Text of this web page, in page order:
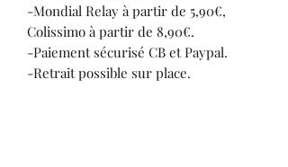
-Mondial Relay à partir de 5,90€,
Colissimo à partir de 8,90€.
-Paiement sécurisé CB et Paypal.
-Retrait possible sur place.